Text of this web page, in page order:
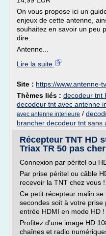
On vous propose ici un
enjeux de cette antenne,
souhaitez en savoir un peu
dire.
Antenne...
Lire la suite
Site : https://www.antenne-
Thèmes liés : decodeur tnt
decodeur tnt avec antenne
avec antenne interieure /
brancher decodeur tnt sans
Récepteur TNT HD
Triax TR 50 pas
Connexion par péritel ou
Par prise péritel ou câble
recevoir la TNT chez vous !
Ce petit récepteur malin
secondes soit à votre
entrée HDMI en mode HD !
Profitez d'une image HD
chaînes et radio